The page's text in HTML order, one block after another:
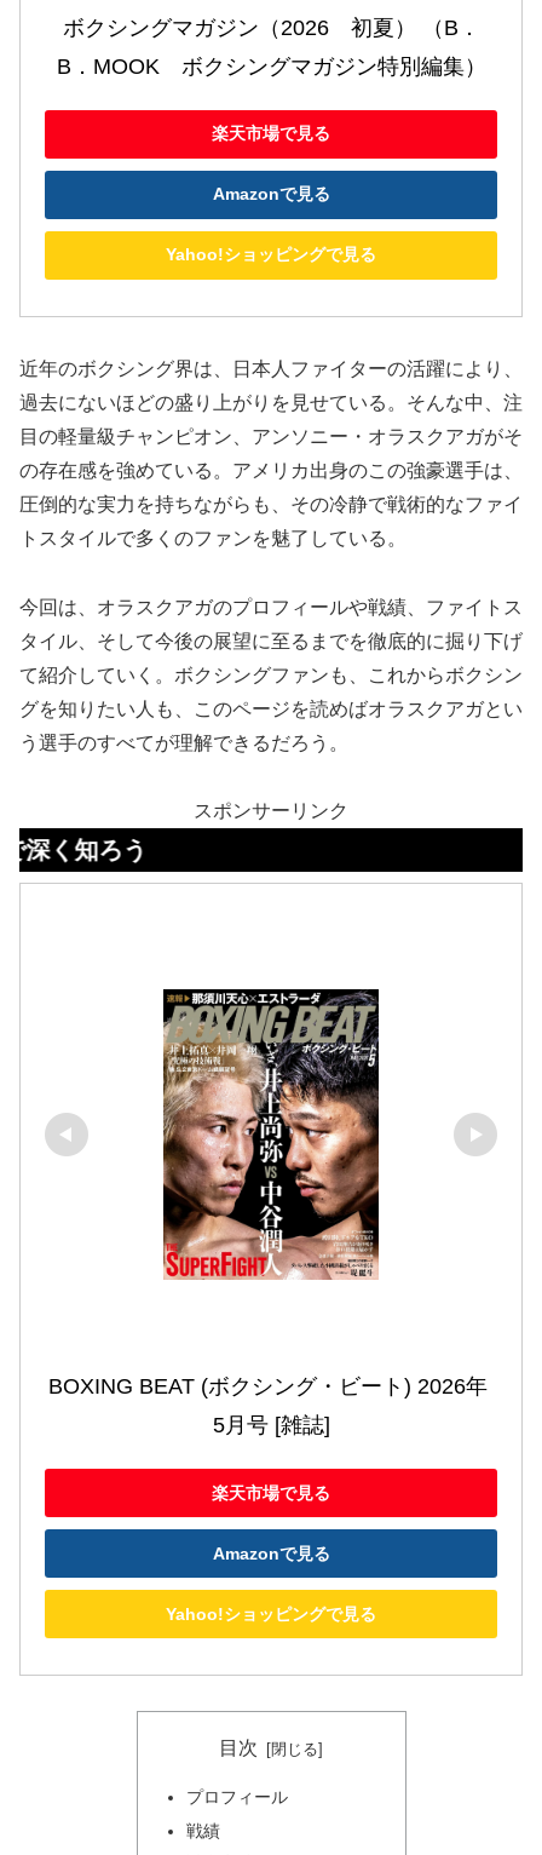
ボクシングマガジン（2026　初夏） （B．
B．MOOK　ボクシングマガジン特別編集）
楽天市場で見る
Amazonで見る
Yahoo!ショッピングで見る
近年のボクシング界は、日本人ファイターの活躍により、
過去にないほどの盛り上がりを見せている。そんな中、注
目の軽量級チャンピオン、アンソニー・オラスクアガがそ
の存在感を強めている。アメリカ出身のこの強豪選手は、
圧倒的な実力を持ちながらも、その冷静で戦術的なファイ
トスタイルで多くのファンを魅了している。
今回は、オラスクアガのプロフィールや戦績、ファイトス
タイル、そして今後の展望に至るまでを徹底的に掘り下げ
て紹介していく。ボクシングファンも、これからボクシン
グを知りたい人も、このページを読めばオラスクアガとい
う選手のすべてが理解できるだろう。
スポンサーリンク
う
BOXING BEAT (ボクシング・ビート) 2026年
5月号 [雑誌]
楽天市場で見る
Amazonで見る
Yahoo!ショッピングで見る
目次
プロフィール
戦績